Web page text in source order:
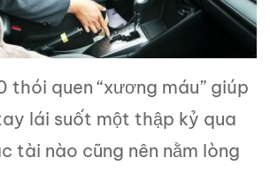
thói quen “xương máu” giúp
lái suốt một thập kỷ qua
tài nào cũng nên nằm lòng